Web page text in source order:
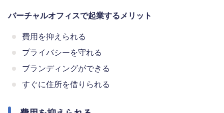
バーチャルオフィスで起業するメリット
費用を抑えられる
プライバシーを守れる
ブランディングができる
すぐに住所を借りられる